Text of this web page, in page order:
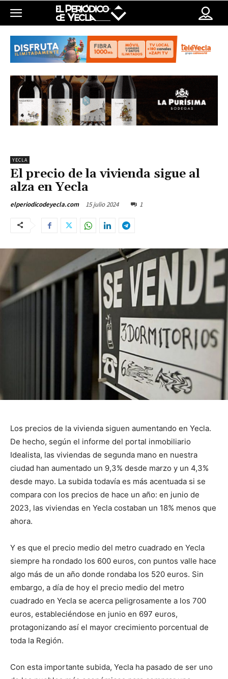
YECLA
El precio de la vivienda sigue al
alza en Yecla
elperiodicodeyecla.com 15 julio 2024 1
Los precios de la vivienda siguen aumentando en Yecla.
De hecho, según el informe del portal inmobiliario
Idealista, las viviendas de segunda mano en nuestra
ciudad han aumentado un 9,3% desde marzo y un 4,3%
desde mayo. La subida todavía es más acentuada si se
compara con los precios de hace un año: en junio de
2023, las viviendas en Yecla costaban un 18% menos que
ahora.
Y es que el precio medio del metro cuadrado en Yecla
siempre ha rondado los 600 euros, con puntos valle hace
algo más de un año donde rondaba los 520 euros. Sin
embargo, a día de hoy el precio medio del metro
cuadrado en Yecla se acerca peligrosamente a los 700
euros, estableciéndose en junio en 697 euros,
protagonizando así el mayor crecimiento porcentual de
toda la Región.
Con esta importante subida, Yecla ha pasado de ser uno